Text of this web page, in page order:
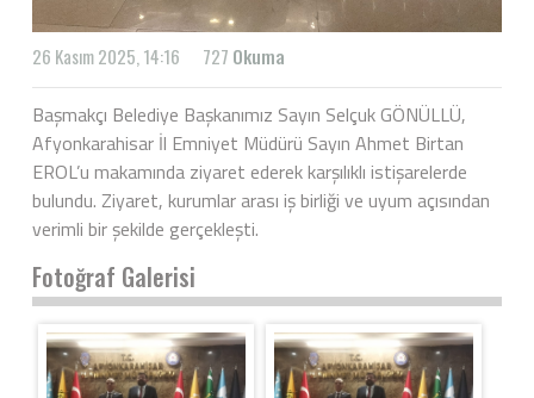
26 Kasım 2025, 14:16 727 Okuma
Başmakçı Belediye Başkanımız Sayın Selçuk GÖNÜLLÜ,
Afyonkarahisar İl Emniyet Müdürü Sayın Ahmet Birtan
EROL’u makamında ziyaret ederek karşılıklı istişarelerde
bulundu. Ziyaret, kurumlar arası iş birliği ve uyum açısından
verimli bir şekilde gerçekleşti.
Fotoğraf Galerisi